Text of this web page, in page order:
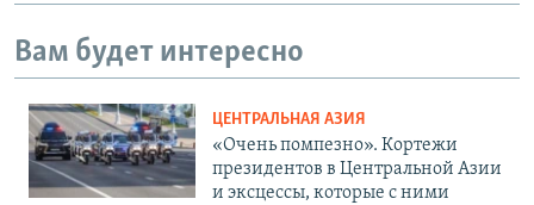
Вам будет интересно
ЦЕНТРАЛЬНАЯ АЗИЯ
«Очень помпезно». Кортежи
президентов в Центральной Азии
и эксцессы, которые с ними